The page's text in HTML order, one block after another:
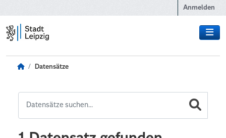
Anmelden
Datensätze